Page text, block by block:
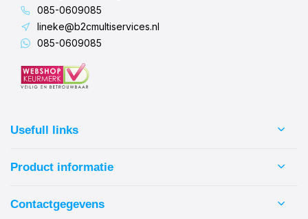
085-0609085
lineke@b2cmultiservices.nl
085-0609085
Usefull links
Product informatie
Contactgegevens